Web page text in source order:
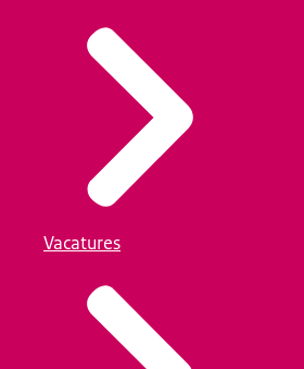
Vacatures